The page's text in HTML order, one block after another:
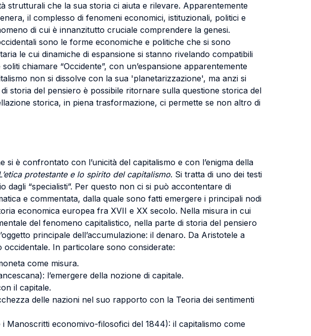
strutturali che la sua storia ci aiuta e rilevare. Apparentemente
il complesso di fenomeni economici, istituzionali, politici e
di cui è innanzitutto cruciale comprendere la genesi.
sono le forme economiche e politiche che si sono
le cui dinamiche di espansione si stanno rivelando compatibili
chiamare “Occidente”, con un’espansione apparentemente
non si dissolve con la sua 'planetarizzazione', ma anzi si
del pensiero è possibile ritornare sulla questione storica del
storica, in piena trasformazione, ci permette se non altro di
è confrontato con l’unicità del capitalismo e con l’enigma della
protestante e lo spirito del capitalismo. Si tratta di uno dei testi
“specialisti”. Per questo non ci si può accontentare di
e commentata, dalla quale sono fatti emergere i principali nodi
economica europea fra XVII e XX secolo. Nella misura in cui
del fenomeno capitalistico, nella parte di storia del pensiero
principale dell’accumulazione: il denaro. Da Aristotele a
In particolare sono considerate:
come misura.
l’emergere della nozione di capitale.
il capitale.
delle nazioni nel suo rapporto con la Teoria dei sentimenti
Manoscritti economivo-filosofici del 1844): il capitalismo come